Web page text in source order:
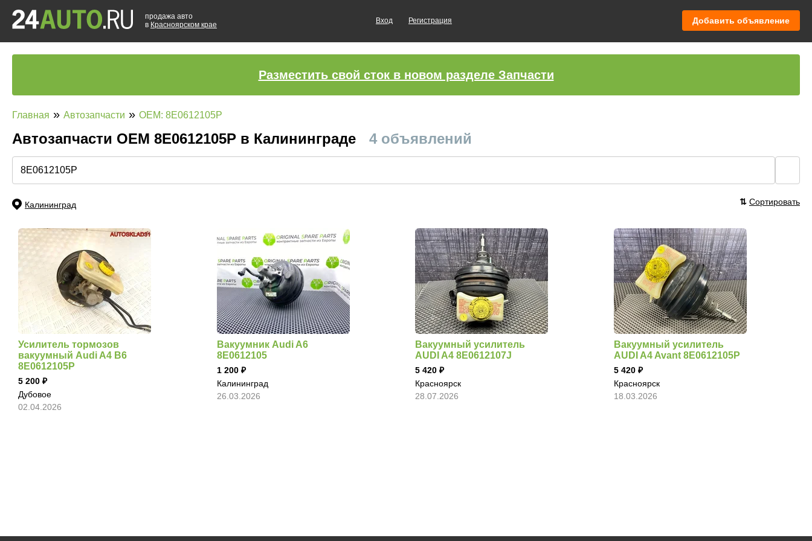
продажа авто
в Красноярском крае
Вход Регистрация Добавить объявление
Разместить свой сток в новом разделе Запчасти
Главная » Автозапчасти » OEM: 8E0612105P
Автозапчасти ОЕМ 8E0612105P в Калининграде 4 объявлений
Калининград ⇅ Сортировать
Усилитель тормозов
вакуумный Audi A4 B6
8E0612105P
5 200
Дубовое
02.04.2026
Вакуумник Audi A6
8E0612105
1 200
Калининград
26.03.2026
Вакуумный усилитель
AUDI A4 8E0612107J
5 420
Красноярск
28.07.2026
Вакуумный усилитель
AUDI A4 Avant 8E0612105P
5 420
Красноярск
18.03.2026